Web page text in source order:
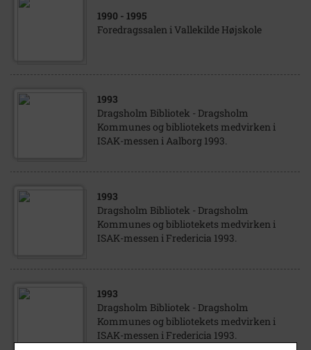
1990 - 1995
Foredragssalen i Vallekilde Højskole
1993
Dragsholm Bibliotek - Dragsholm
Kommunes og bibliotekets medvirken i
ISAK-messen i Aalborg 1993.
1993
Dragsholm Bibliotek - Dragsholm
Kommunes og bibliotekets medvirken i
ISAK-messen i Fredericia 1993.
1993
Dragsholm Bibliotek - Dragsholm
Kommunes og bibliotekets medvirken i
ISAK-messen i Fredericia 1993.